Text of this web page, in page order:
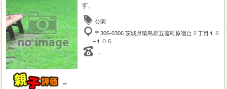
－
す。
公園
〒306-0306 茨城県猿島郡五霞町原宿台２丁目１６
−１０５
－